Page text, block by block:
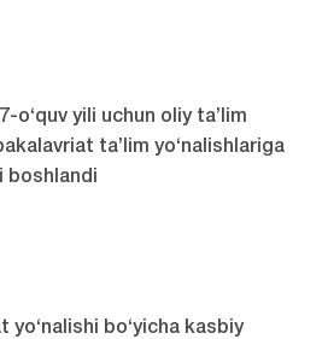
o‘quv yili uchun oliy ta’lim
ta’lim yo‘nalishlariga
yo‘nalishi bo‘yicha kasbiy